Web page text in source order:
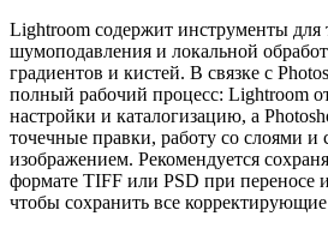
Lightroom содержит инструменты для
шумоподавления и локальной
градиентов и кистей. В связке с
полный рабочий процесс: Lightroom
настройки и каталогизацию, а
точечные правки, работу со слоями
изображением. Рекомендуется
формате TIFF или PSD при переносе
чтобы сохранить все